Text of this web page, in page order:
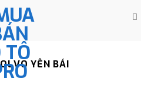
YÊN BÁI